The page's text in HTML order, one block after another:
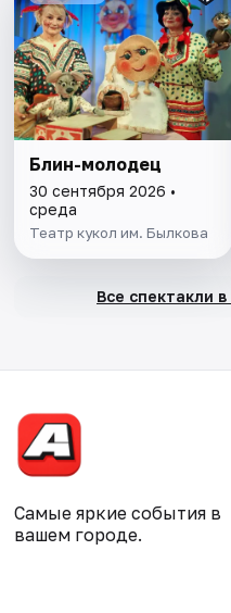
Блин-молодец
30 сентября 2026 •
среда
Театр кукол им. Былкова
Все спектакли
Самые яркие события в
вашем городе.